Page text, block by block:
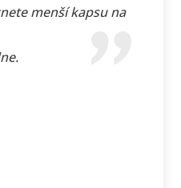
menší kapsu na